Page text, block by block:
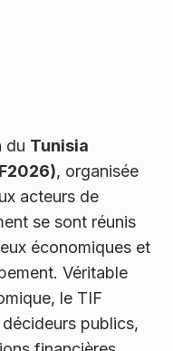
du Tunisia
, organisée
acteurs de
se sont réunis
économiques et
Véritable
le TIF
publics,